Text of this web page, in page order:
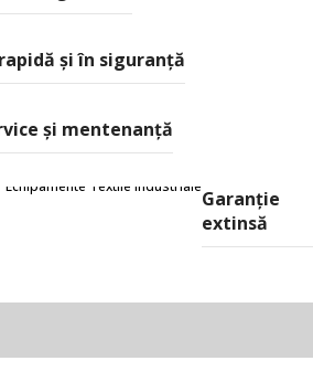
şi în siguranţă
și mentenanță
Garanție
extinsă